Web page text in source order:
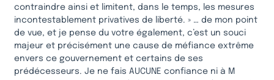
contraindre ainsi et limitent, dans le temps, les mesures
incontestablement privatives de liberté. » … de mon point
de vue, et je pense du votre également, c’est un souci
majeur et précisément une cause de méfiance extrême
envers ce gouvernement et certains de ses
prédécesseurs. Je ne fais AUCUNE confiance ni à M